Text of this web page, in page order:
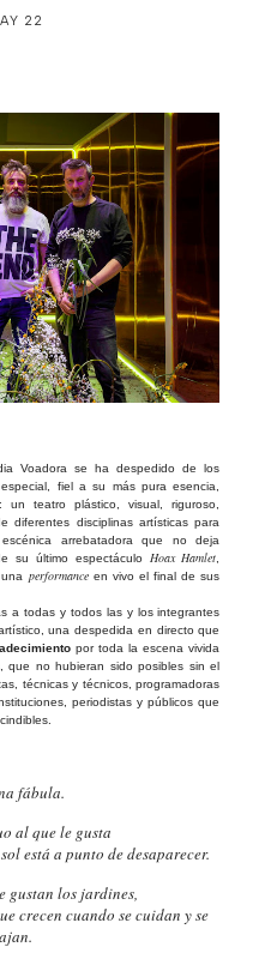
22
Voadora se ha despedido de los
fiel a su más pura esencia,
teatro plástico, visual, riguroso,
diferentes disciplinas artísticas para
arrebatadora que no deja
su último espectáculo Hoax Hamlet
performanceen vivo el final de sus
a todas y todos las y los integrantes
una despedida en directo que
por toda la escena vivida
que no hubieran sido posibles sin el
técnicas y técnicos, programadoras
periodistas y públicos que
fábula.
al que le gusta
está a punto de desaparecer.
gustan los jardines,
crecen cuando se cuidan y se